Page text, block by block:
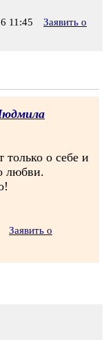
11:45
Заявить о
только о себе и
любви.
Заявить о